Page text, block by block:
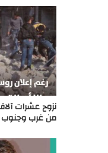
نزوح عشرات
من غرب